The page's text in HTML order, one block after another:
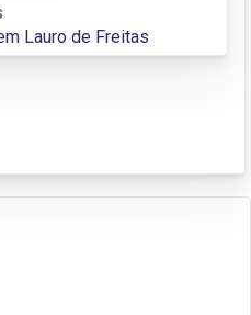
Lauro de Freitas